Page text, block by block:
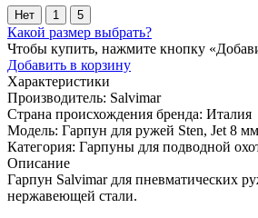
Нет 1 5
Какой размер выбрать?
Чтобы купить, нажмите кнопку
Добавить в корзину
Характеристики
Производитель: Salvimar
Страна происхождения бренда: Италия
Модель: Гарпун для ружей Sten, Jet 8 мм
Категория: Гарпуны для подводной
Описание
Гарпун Salvimar для пневматических
нержавеющей стали.